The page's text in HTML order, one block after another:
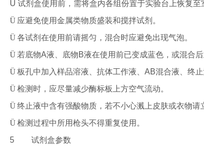
Ü 试剂盒使用前，需将盒内各组份置于实验台上恢复至
Ü 应避免使用金属类物质盛装和搅拌试剂。
Ü 各试剂在使用前请摇匀，混合时应避免出现气泡。
Ü 若底物A液、底物 B液在使用前已变成蓝色，或混合
Ü 板孔中加入样品溶液、抗体工作液、 AB混合液、终
Ü 检测时，应尽量减少酶标板上方空气流动。
Ü 终止液中含有强酸物质，若不小心溅上皮肤或衣物请
Ü 检测过程中所用枪头不得重复使用 。
5
试剂盒参数